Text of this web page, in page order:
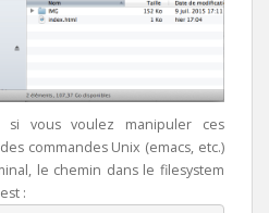
si vous voulez manipuler ces
commandes Unix (emacs, etc.)
le chemin dans le filesystem
: